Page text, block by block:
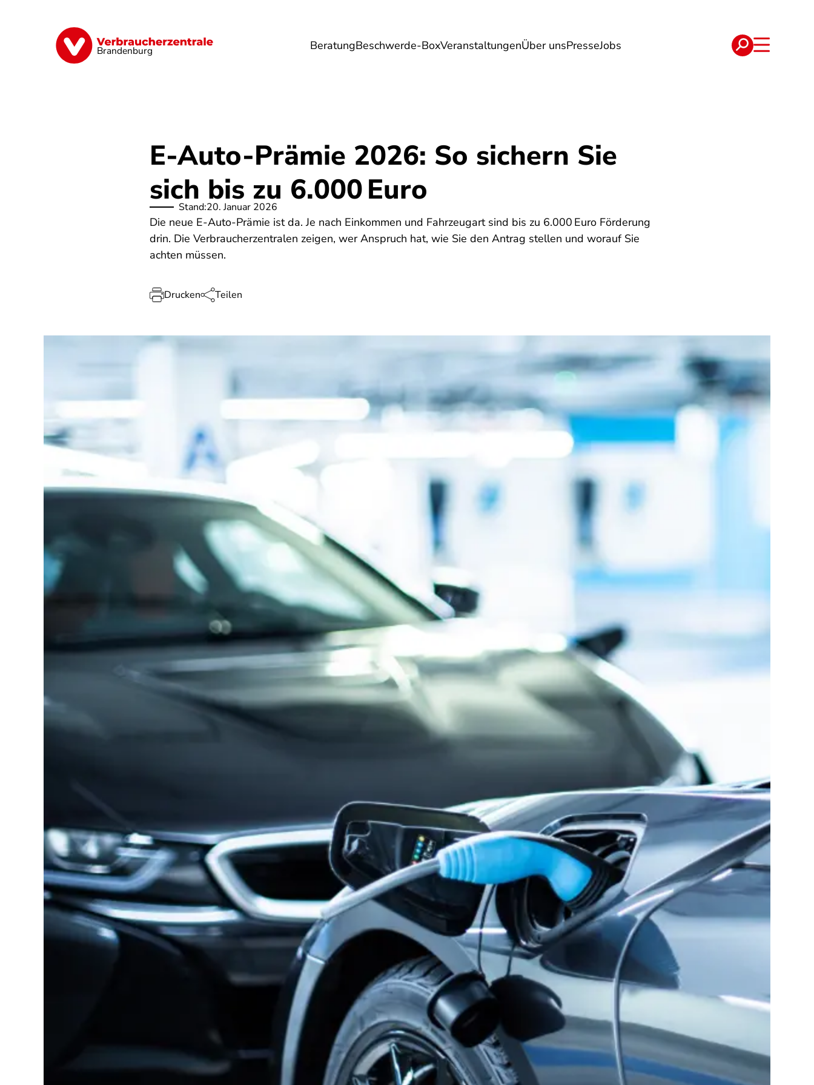
Brandenburg BeratungBeschwerde-BoxVeranstaltungenÜber unsPresseJobs
Finanzen Digitales Lebensmittel Umwelt Gesundheit Energie Reise Verträge
E-Auto-Prämie 2026: So sichern Sie
sich bis zu 6.000 Euro
Stand:20. Januar 2026
Die neue E-Auto-Prämie ist da. Je nach Einkommen und Fahrzeugart sind bis zu 6.000 Euro Förderung
drin. Die Verbraucherzentralen zeigen, wer Anspruch hat, wie Sie den Antrag stellen und worauf Sie
achten müssen.
Drucken Teilen